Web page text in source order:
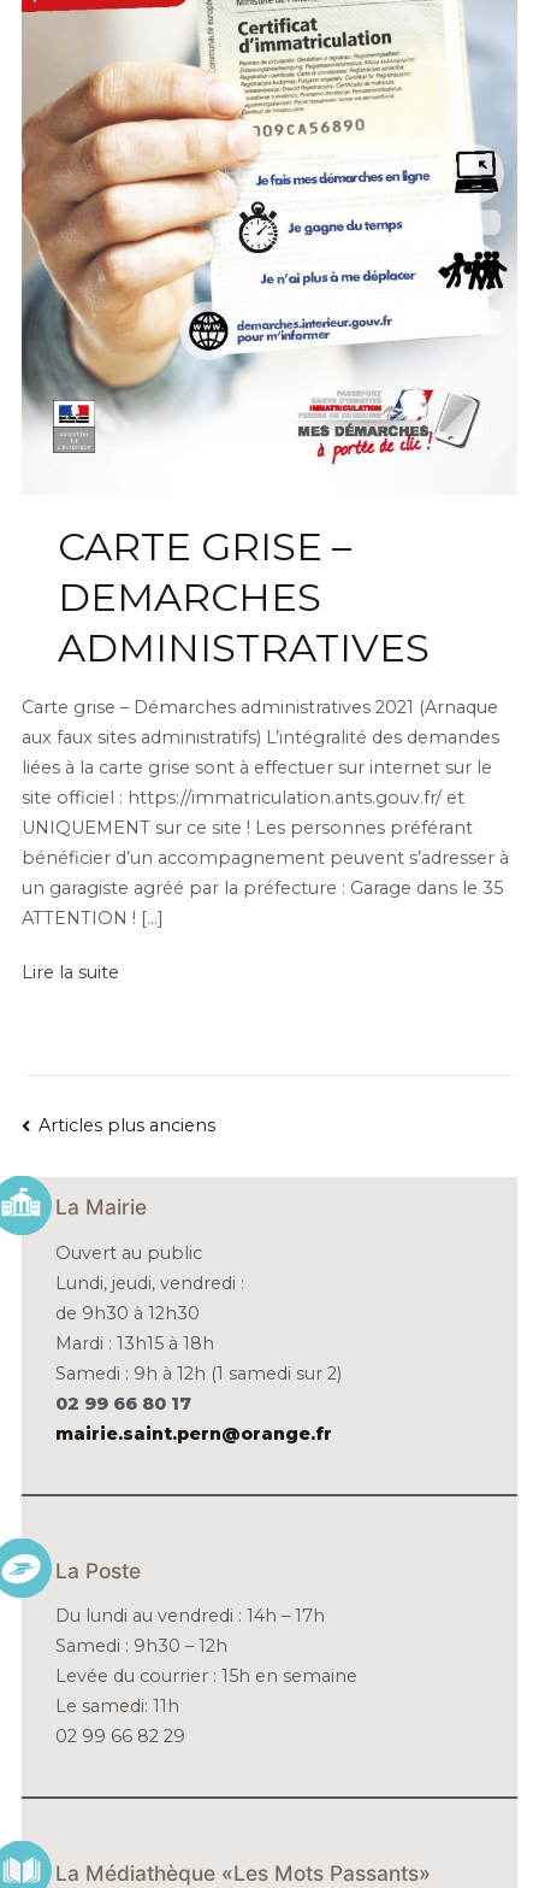
CARTE GRISE –
DEMARCHES
ADMINISTRATIVES
Carte grise – Démarches administratives 2021 (Arnaque
aux faux sites administratifs) L’intégralité des demandes
liées à la carte grise sont à effectuer sur internet sur le
site officiel : https://immatriculation.ants.gouv.fr/ et
UNIQUEMENT sur ce site ! Les personnes préférant
bénéficier d’un accompagnement peuvent s’adresser à
un garagiste agréé par la préfecture : Garage dans le 35
ATTENTION ! […]
Lire la suite
NAVIGATION
DES
ARTICLES
Articles plus anciens
La Mairie
Ouvert au public
Lundi, jeudi, vendredi :
de 9h30 à 12h30
Mardi : 13h15 à 18h
Samedi : 9h à 12h (1 samedi sur 2)
02 99 66 80 17
mairie.saint.pern@orange.fr
La Poste
Du lundi au vendredi : 14h – 17h
Samedi : 9h30 – 12h
Levée du courrier : 15h en semaine
Le samedi: 11h
02 99 66 82 29
La Médiathèque «Les Mots Passants»